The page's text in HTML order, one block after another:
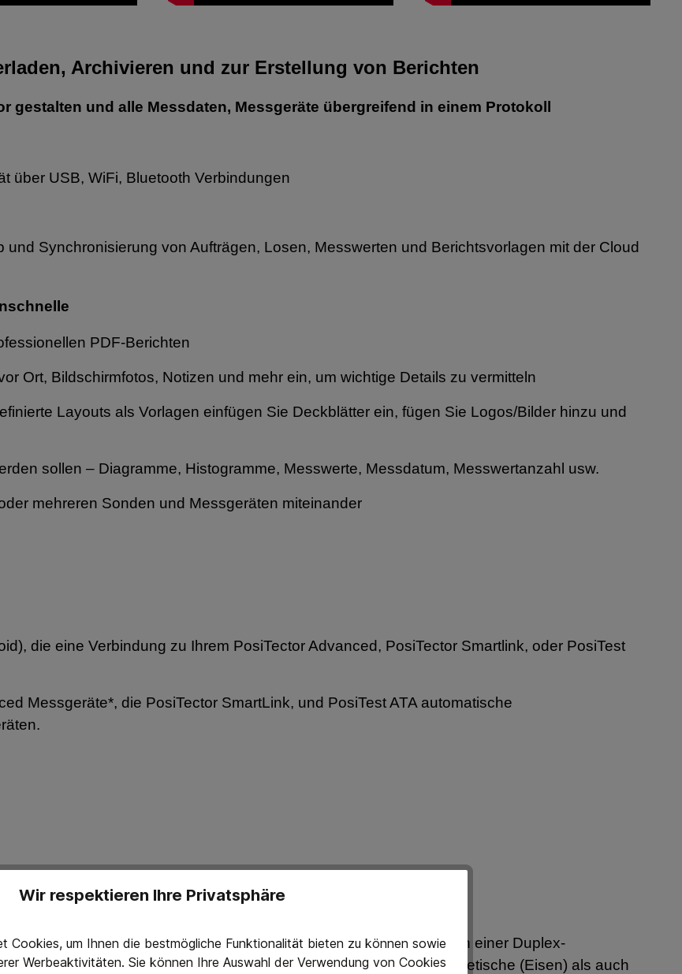
, Archivieren und zur Erstellung von Berichten
gestalten und alle Messdaten, Messgeräte übergreifend in einem Protokoll
über USB, WiFi, Bluetooth Verbindungen
Synchronisierung von Aufträgen, Losen, Messwerten und Berichtsvorlagen mit der Cloud
PDF-Berichten
Ort, Bildschirmfotos, Notizen und mehr ein, um wichtige Details zu vermitteln
Layouts als Vorlagen einfügen Sie Deckblätter ein, fügen Sie Logos/Bilder hinzu und
sollen – Diagramme, Histogramme, Messwerte, Messdatum, Messwertanzahl usw.
mehreren Sonden und Messgeräten miteinander
die eine Verbindung zu Ihrem PosiTector Advanced, PosiTector Smartlink, oder PosiTest
Messgeräte*, die PosiTector SmartLink, und PosiTest ATA automatische
Schichten - Duplex Messungen
FNDS misst die einzelnen Dicken der Farb- und der Zinkschicht in einer Duplex-
Duplex-Modus nutzt der PosiTector 6000 FNDS sowohl das magnetische (Eisen) als auch
Wir respektieren Ihre Privatsphäre
Cookies, um Ihnen die bestmögliche Funktionalität bieten zu können sowie
Werbeaktivitäten. Sie können Ihre Auswahl der Verwendung von Cookies